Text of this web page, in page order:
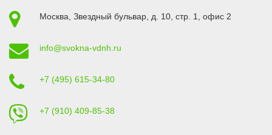
Москва Звездный бульвар, д. 10, стр. 1 , офис 2
info@svokna-vdnh.ru
+7 (495) 615-34-80
+7 (910) 409-85-38